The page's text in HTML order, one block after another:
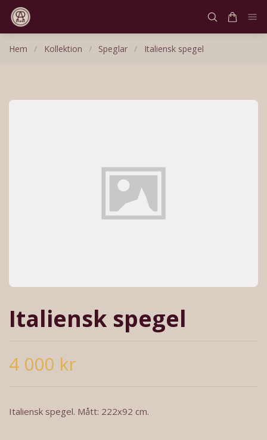
Hem / Kollektion / Speglar / Italiensk spegel
Italiensk spegel
4 000 kr
Italiensk spegel. Mått: 222x92 cm.